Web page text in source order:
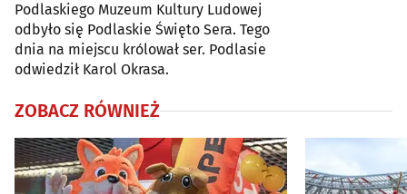
Podlaskiego Muzeum Kultury Ludowej
odbyło się Podlaskie Święto Sera. Tego
dnia na miejscu królował ser. Podlasie
odwiedził Karol Okrasa.
ZOBACZ RÓWNIEŻ